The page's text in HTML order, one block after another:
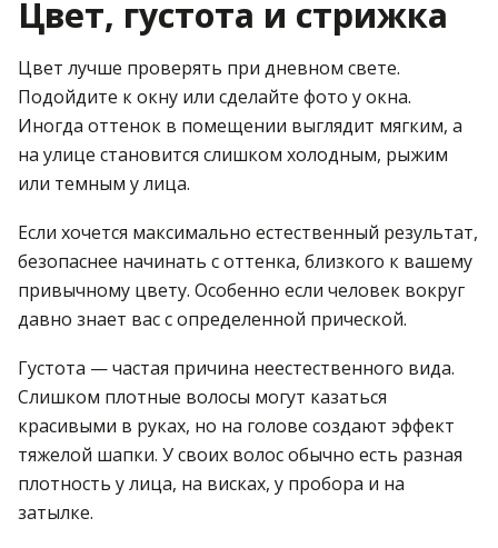
Цвет, густота и стрижка
Цвет лучше проверять при дневном свете.
Подойдите к окну или сделайте фото у окна.
Иногда оттенок в помещении выглядит мягким, а
на улице становится слишком холодным, рыжим
или темным у лица.
Если хочется максимально естественный результат,
безопаснее начинать с оттенка, близкого к вашему
привычному цвету. Особенно если человек вокруг
давно знает вас с определенной прической.
Густота — частая причина неестественного вида.
Слишком плотные волосы могут казаться
красивыми в руках, но на голове создают эффект
тяжелой шапки. У своих волос обычно есть разная
плотность у лица, на висках, у пробора и на
затылке.